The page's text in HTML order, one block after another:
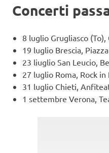
Concerti
8 luglio Grugliasco (To),
19 luglio Brescia,
23 liuglio San Leucio,
27 luglio Roma, Rock in
31 luglio Chieti,
1 settembre Verona,